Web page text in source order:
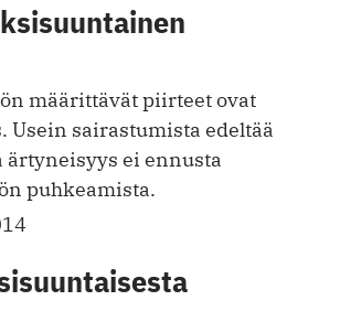
määrittävät piirteet ovat
sairastumista edeltää
ärtyneisyys ei ennusta
puhkeamista.